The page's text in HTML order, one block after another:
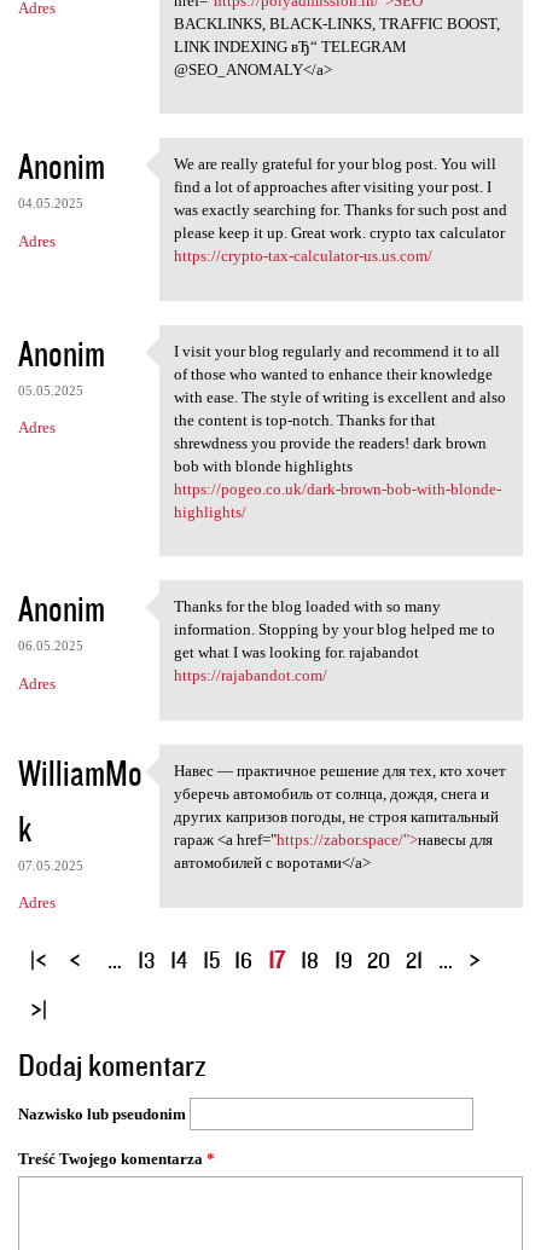
Adres
BACKLINKS, BLACK-LINKS, TRAFFIC BOOST,
LINK INDEXING вЂ“ TELEGRAM
@SEO_ANOMALY</a>
Anonim
04.05.2025
Adres
We are really grateful for
We are really grateful for your blog post. You will
find a lot of approaches after visiting your post. I
was exactly searching for. Thanks for such post and
please keep it up. Great work. crypto tax calculator
https://crypto-tax-calculator-us.us.com/
Anonim
05.05.2025
Adres
I visit your blog regularly
I visit your blog regularly and recommend it to all
of those who wanted to enhance their knowledge
with ease. The style of writing is excellent and also
the content is top-notch. Thanks for that
shrewdness you provide the readers! dark brown
bob with blonde highlights
https://pogeo.co.uk/dark-brown-bob-with-blonde-
highlights/
Anonim
06.05.2025
Adres
Thanks for the blog loaded
Thanks for the blog loaded with so many
information. Stopping by your blog helped me to
get what I was looking for. rajabandot
https://rajabandot.com/
WilliamMo
k
07.05.2025
Adres
Навес — практичное решение
Навес — практичное решение для тех, кто хочет
уберечь автомобиль от солнца, дождя, снега и
других капризов погоды, не строя капитальный
гараж <a href="https://zabor.space/">навесы для
автомобилей с воротами</a>
S
o
n
y
… 13 14 15 16 17 18 19 20 21 …
Dodaj komentarz
Nazwisko lub pseudonim
Treść Twojego komentarza *